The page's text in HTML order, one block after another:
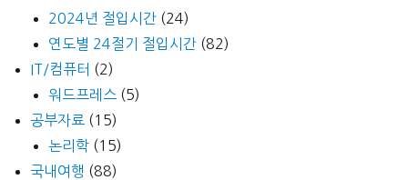
2024년 절입시간 (24)
연도별 24절기 절입시간 (82)
IT/컴퓨터 (2)
워드프레스 (5)
공부자료 (15)
논리학 (15)
국내여행 (88)